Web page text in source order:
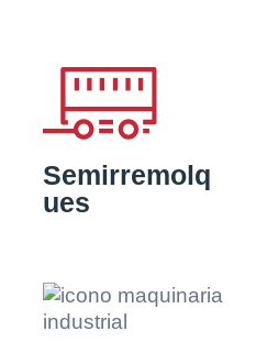
Semirremolq
ues